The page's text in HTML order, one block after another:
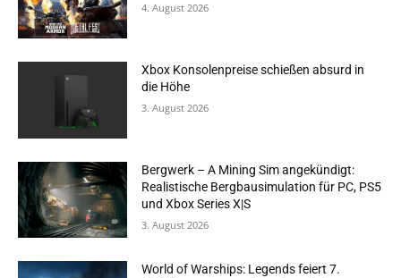
4. August 2026
Xbox Konsolenpreise schießen absurd in
die Höhe
3. August 2026
Bergwerk – A Mining Sim angekündigt:
Realistische Bergbausimulation für PC, PS5
und Xbox Series X|S
3. August 2026
World of Warships: Legends feiert 7.